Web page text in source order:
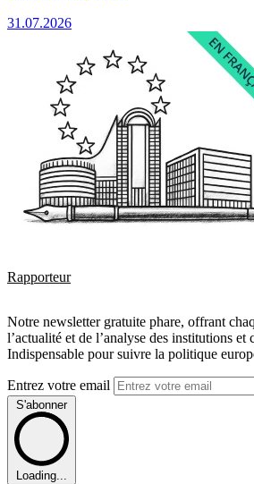
31.07.2026
Rapporteur
Notre newsletter gratuite phare, offrant
l’actualité et de l’analyse des institutions et
Indispensable pour suivre la politique
Entrez votre email
S'abonner
Loading...